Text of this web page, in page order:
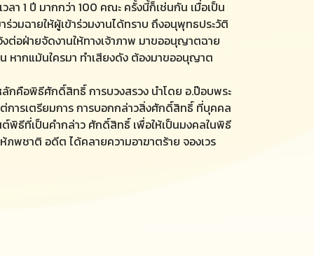
า 1 ปี มากกว่า 100 คณะ ครั้งนี้ก็เช่นกัน เมื่อเป็น
มฉายให้ผู้เข้าร่วมงานได้ทราบ ถึงอนุพุทธประวัติ
ต่อฝ่ายจัดงานให้ทางเจ้าภาพ มาขออนุญาตฉาย
หากแม้นใครมา ทำเสียงดัง ต้องมาขออนุญาต
กคือพิธีศักดิ์สิทธิ์ การบวงสรวง นำโดย อ.ป๊อบพระ
ารเตรียมการ การบอกกล่าวสิ่งศักดิ์สิทธิ์ ที่บุคคล
พิธีที่เป็นคำกล่าว ศักดิ์สิทธิ์ เพื่อให้เป็นมงคลในพิธี
ภพชาติ อดีต ได้คลายความอาฆาตร้าย จองเวร